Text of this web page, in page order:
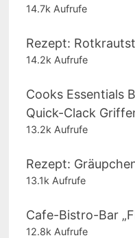
14.7k Aufrufe
Rezept:
14.2k Aufrufe
Cooks Essentials
Quick-Clack
13.2k Aufrufe
Rezept:
13.1k Aufrufe
Cafe-Bistro-Bar
12.8k Aufrufe